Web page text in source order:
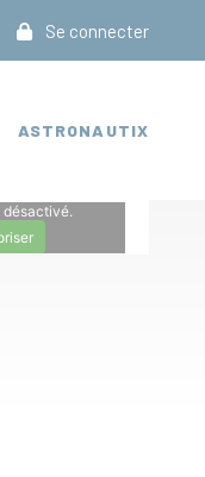
Se connecter
ASTRONAUTIX
désactivé.